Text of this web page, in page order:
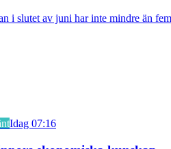
slutet av juni har inte mindre än fem
Idag 07:16